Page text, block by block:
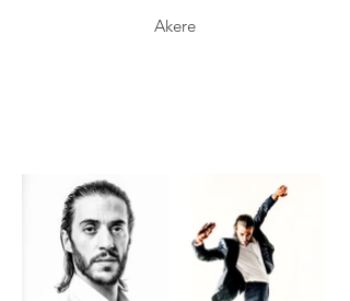
Akere